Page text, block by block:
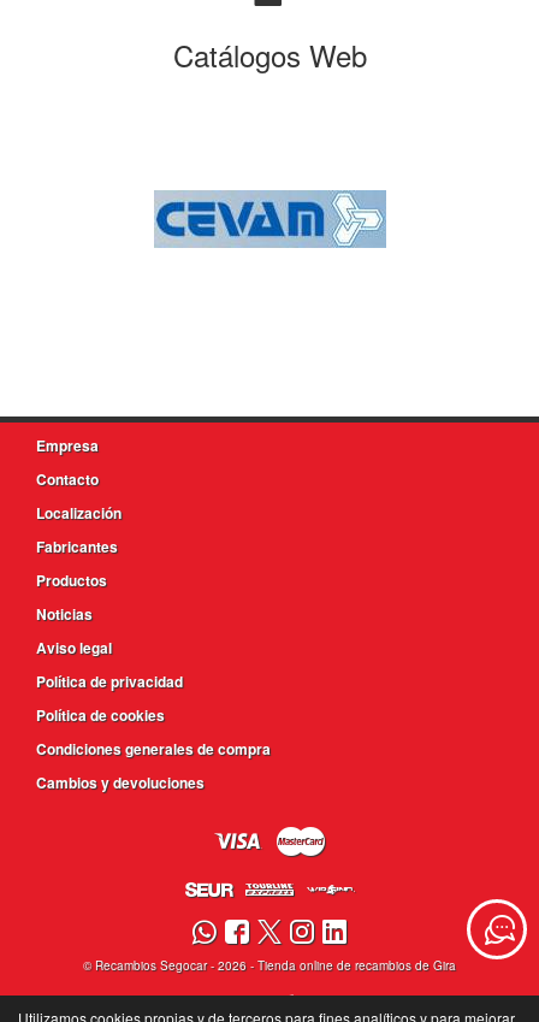
Catálogos Web
Empresa
Contacto
Localización
Fabricantes
Productos
Noticias
Aviso legal
Política de privacidad
Política de cookies
Condiciones generales de compra
Cambios y devoluciones
© Recambios Segocar- 2026 -Tienda online de recambios de Gira
Utilizamos cookies propias y de terceros para fines analíticos y para mejorar